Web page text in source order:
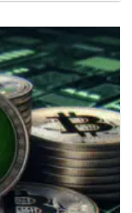
Joe mở rộng
12 năm...